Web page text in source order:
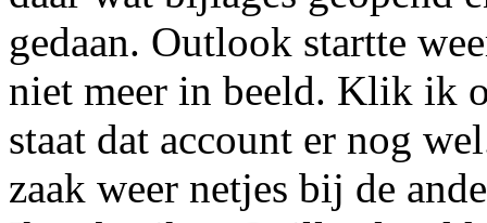
gedaan. Outlook startte
niet meer in beeld. Klik ik
staat dat account er nog
zaak weer netjes bij de